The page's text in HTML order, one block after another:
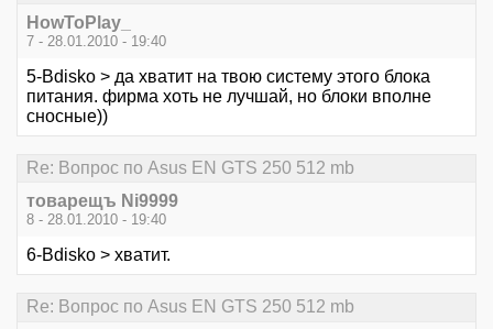
HowToPlay_
7 - 28.01.2010 - 19:40
5-Bdisko > да хватит на твою систему этого блока
питания. фирма хоть не лучшай, но блоки вполне
сносные))
Re: Вопрос по Asus EN GTS 250 512 mb
товарещъ Ni9999
8 - 28.01.2010 - 19:40
6-Bdisko > хватит.
Re: Вопрос по Asus EN GTS 250 512 mb